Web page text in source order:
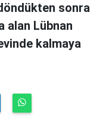
sonra
alan Lübnan
kalmaya